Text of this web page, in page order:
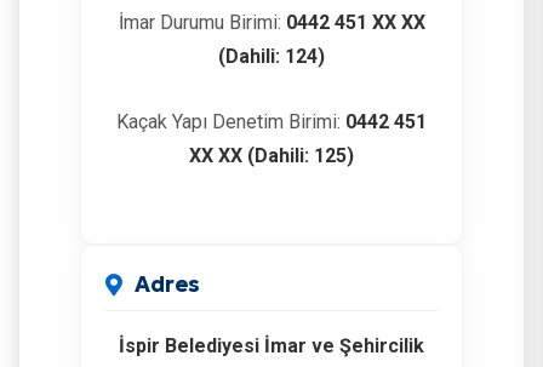
İmar Durumu Birimi: 0442 451 XX XX
(Dahili: 124)
Kaçak Yapı Denetim Birimi: 0442 451
XX XX (Dahili: 125)
Adres
İspir Belediyesi İmar ve Şehircilik